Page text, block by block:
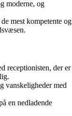
moderne, og
mest kompetente og
receptionisten, der er
vanskeligheder med
en nedladende